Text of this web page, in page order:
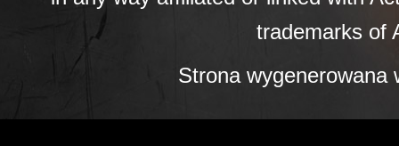
trademarks of
Strona wygenerowana